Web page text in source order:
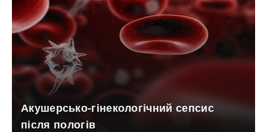
Акушерсько-гінекологічний сепсис
після пологів